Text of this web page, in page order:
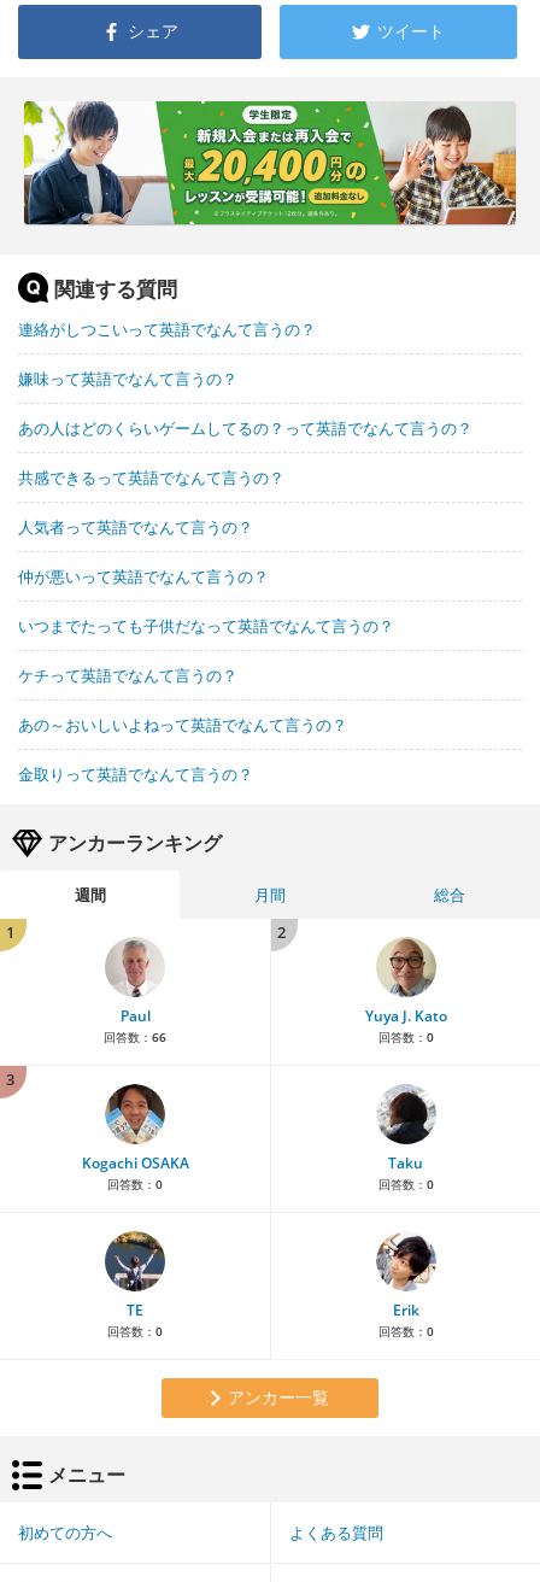
シェア ツイート
関連する質問
連絡がしつこいって英語でなんて言うの？
嫌味って英語でなんて言うの？
あの人はどのくらいゲームしてるの？って英語でなんて言うの？
共感できるって英語でなんて言うの？
人気者って英語でなんて言うの？
仲が悪いって英語でなんて言うの？
いつまでたっても子供だなって英語でなんて言うの？
ケチって英語でなんて言うの？
あの～おいしいよねって英語でなんて言うの？
金取りって英語でなんて言うの？
アンカーランキング
週間 月間
総合
1
Paul
回答数： 66
2
Yuya J. Kato
回答数： 0
3
Kogachi OSAKA
回答数： 0
Taku
回答数： 0
TE
回答数： 0
Erik
回答数： 0
アンカー一覧
メニュー
初めての方へ よくある質問